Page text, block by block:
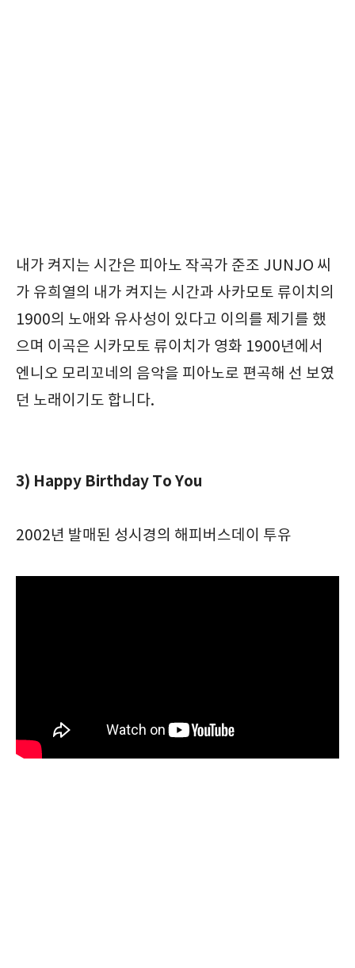
내가 켜지는 시간은 피아노 작곡가 준조 JUNJO 씨
가 유희열의 내가 켜지는 시간과 사카모토 류이치의
1900의 노애와 유사성이 있다고 이의를 제기를 했
으며 이곡은 시카모토 류이치가 영화 1900년에서
엔니오 모리꼬네의 음악을 피아노로 편곡해 선 보였
던 노래이기도 합니다.
3) Happy Birthday To You
2002년 발매된 성시경의 해피버스데이 투유